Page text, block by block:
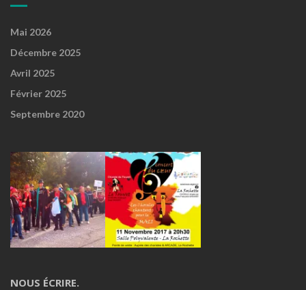
Mai 2026
Décembre 2025
Avril 2025
Février 2025
Septembre 2020
NOUS ÉCRIRE.